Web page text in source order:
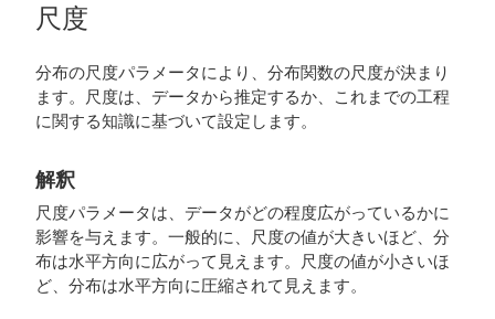
尺度
分布の尺度パラメータにより、分布関数の尺度が決まり
ます。尺度は、データから推定するか、これまでの工程
に関する知識に基づいて設定します。
解釈
尺度パラメータは、データがどの程度広がっているかに
影響を与えます。一般的に、尺度の値が大きいほど、分
布は水平方向に広がって見えます。尺度の値が小さいほ
ど、分布は水平方向に圧縮されて見えます。